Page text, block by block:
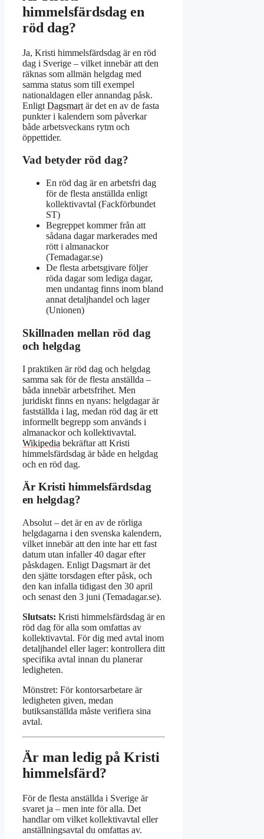
himmelsfärdsdag en
röd dag?
Ja, Kristi himmelsfärdsdag är en röd
dag i Sverige – vilket innebär att den
räknas som allmän helgdag med
samma status som till exempel
nationaldagen eller annandag påsk.
Enligt Dagsmart är det en av de fasta
punkter i kalendern som påverkar
både arbetsveckans rytm och
öppettider.
Vad betyder röd dag?
En röd dag är en arbetsfri dag
för de flesta anställda enligt
kollektivavtal (Fackförbundet
ST)
Begreppet kommer från att
sådana dagar markerades med
rött i almanackor
(Temadagar.se)
De flesta arbetsgivare följer
röda dagar som lediga dagar,
men undantag finns inom bland
annat detaljhandel och lager
(Unionen)
Skillnaden mellan röd dag
och helgdag
I praktiken är röd dag och helgdag
samma sak för de flesta anställda –
båda innebär arbetsfrihet. Men
juridiskt finns en nyans: helgdagar är
fastställda i lag, medan röd dag är ett
informellt begrepp som används i
almanackor och kollektivavtal.
Wikipedia bekräftar att Kristi
himmelsfärdsdag är både en helgdag
och en röd dag.
Är Kristi himmelsfärdsdag
en helgdag?
Absolut – det är en av de rörliga
helgdagarna i den svenska kalendern,
vilket innebär att den inte har ett fast
datum utan infaller 40 dagar efter
påskdagen. Enligt Dagsmart är det
den sjätte torsdagen efter påsk, och
den kan infalla tidigast den 30 april
och senast den 3 juni (Temadagar.se).
Slutsats: Kristi himmelsfärdsdag är en
röd dag för alla som omfattas av
kollektivavtal. För dig med avtal inom
detaljhandel eller lager: kontrollera ditt
specifika avtal innan du planerar
ledigheten.
Mönstret: För kontorsarbetare är
ledigheten given, medan
butiksanställda måste verifiera sina
avtal.
Är man ledig på Kristi
himmelsfärd?
För de flesta anställda i Sverige är
svaret ja – men inte för alla. Det
handlar om vilket kollektivavtal eller
anställningsavtal du omfattas av.